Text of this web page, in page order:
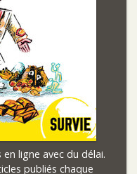
ligne avec du délai.
publiés chaque